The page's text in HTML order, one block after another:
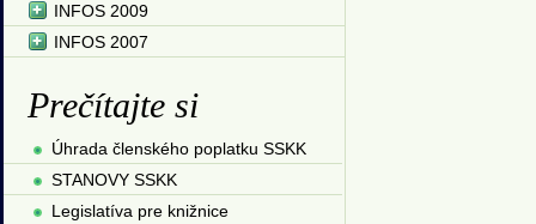
INFOS 2009
INFOS 2007
Prečítajte si
Úhrada členského poplatku SSKK
STANOVY SSKK
Legislatíva pre knižnice